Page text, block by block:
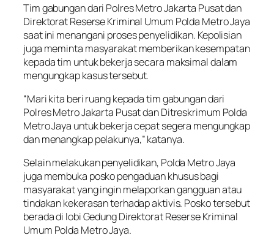
Tim gabungan dari Polres Metro Jakarta Pusat dan
Direktorat Reserse Kriminal Umum Polda Metro Jaya
saat ini menangani proses penyelidikan. Kepolisian
juga meminta masyarakat memberikan kesempatan
kepada tim untuk bekerja secara maksimal dalam
mengungkap kasus tersebut.
“Mari kita beri ruang kepada tim gabungan dari
Polres Metro Jakarta Pusat dan Ditreskrimum Polda
Metro Jaya untuk bekerja cepat segera mengungkap
dan menangkap pelakunya,” katanya.
Selain melakukan penyelidikan, Polda Metro Jaya
juga membuka posko pengaduan khusus bagi
masyarakat yang ingin melaporkan gangguan atau
tindakan kekerasan terhadap aktivis. Posko tersebut
berada di lobi Gedung Direktorat Reserse Kriminal
Umum Polda Metro Jaya.